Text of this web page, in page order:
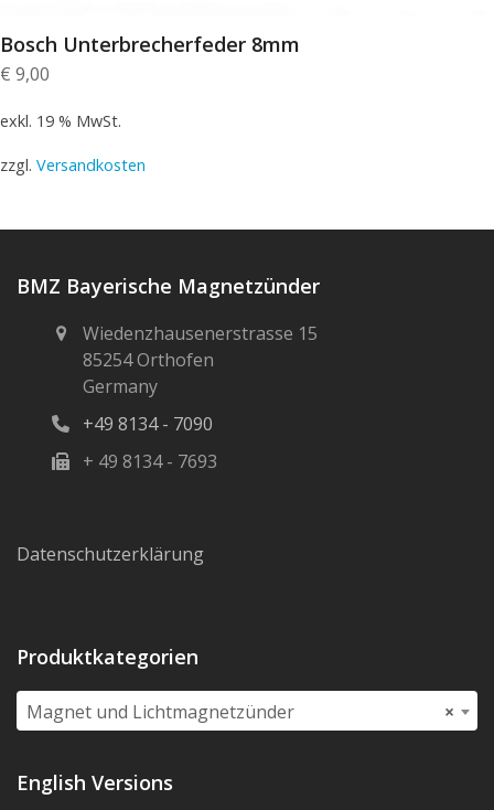
Bosch Unterbrecherfeder 8mm
€ 9,00
exkl. 19 % MwSt.
zzgl. Versandkosten
BMZ Bayerische Magnetzünder
Wiedenzhausenerstrasse 15
85254 Orthofen
Germany
+49 8134 - 7090
+ 49 8134 - 7693
Datenschutzerklärung
Produktkategorien
×
Magnet und Lichtmagnetzünder
English Versions